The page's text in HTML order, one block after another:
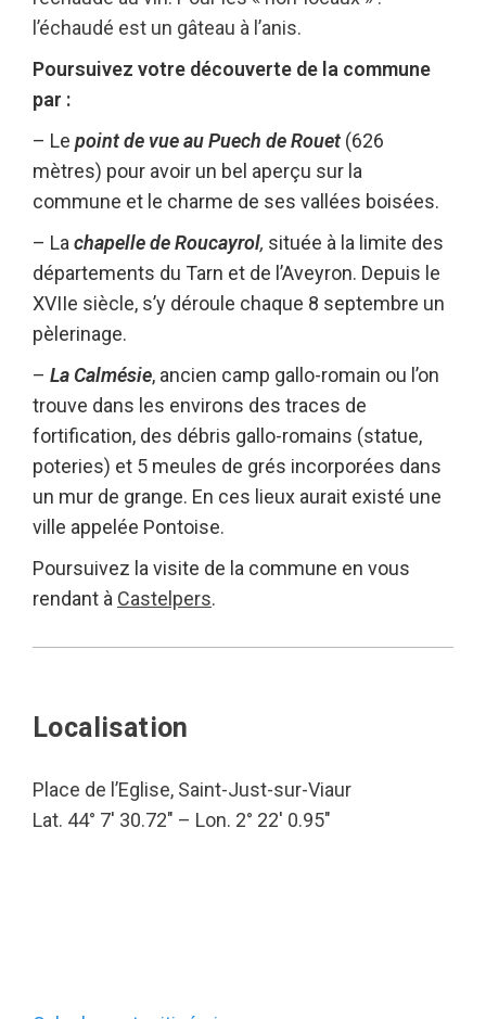
l’échaudé est un gâteau à l’anis.
Poursuivez votre découverte de la commune
par :
– Le point de vue au Puech de Rouet (626
mètres) pour avoir un bel aperçu sur la
commune et le charme de ses vallées boisées.
– La chapelle de Roucayrol, située à la limite des
départements du Tarn et de l’Aveyron. Depuis le
XVIIe siècle, s’y déroule chaque 8 septembre un
pèlerinage.
– La Calmésie, ancien camp gallo-romain ou l’on
trouve dans les environs des traces de
fortification, des débris gallo-romains (statue,
poteries) et 5 meules de grés incorporées dans
un mur de grange. En ces lieux aurait existé une
ville appelée Pontoise.
Poursuivez la visite de la commune en vous
rendant à Castelpers.
Localisation
Place de l’Eglise, Saint-Just-sur-Viaur
Lat. 44° 7′ 30.72″ – Lon. 2° 22′ 0.95″